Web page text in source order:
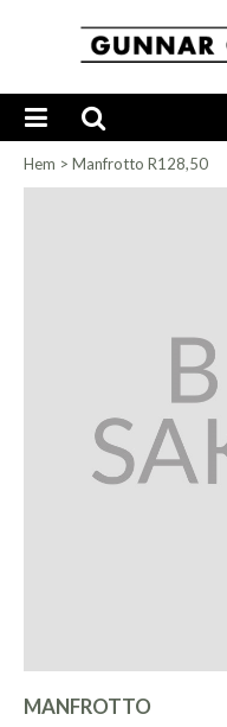
Hem > Manfrotto R128,50
MANFROTTO